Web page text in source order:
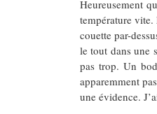
Heureusement
température
couette par-
le tout dans une
pas trop. Un
apparemment
une évidence.